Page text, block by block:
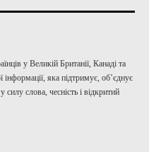
у Великій Британії, Канаді та
яка підтримує, об’єднує
слова, чесність і відкритий